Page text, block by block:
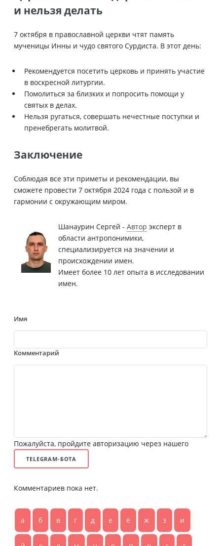
и нельзя делать
7 октября в православной церкви чтят память
мученицы Инны и чудо святого Сурдиста. В этот день:
Рекомендуется посетить церковь и принять участие
в воскресной литургии.
Помолиться за близких и попросить помощи у
святых в делах.
Нельзя ругаться, совершать нечестные поступки и
пренебрегать молитвой.
Заключение
Соблюдая все эти приметы и рекомендации, вы
сможете провести 7 октября 2024 года с пользой и в
гармонии с окружающим миром.
Шанаурин Сергей - Автор эксперт в
области антропонимики,
специализируется на значении и
происхождении имен.
Имеет более 10 лет опыта в исследовании
имен.
Имя
Комментарий
Пожалуйста, пройдите авторизацию через нашего
TELEGRAM-БОТА
Комментариев пока нет.
а б в г д е ё ж з и